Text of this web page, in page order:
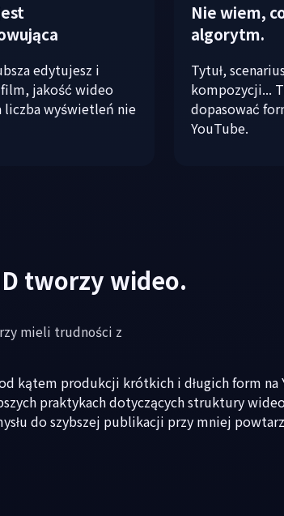
edytujesz i
jakość wideo
liczba wyświetleń nie
Nie wiem,
algorytm.
Tytuł,
kompozycji...
dopasować
YouTube.
tworzy wideo.
mieli trudności z
kątem produkcji krótkich i długich form na
praktykach dotyczących struktury
do szybszej publikacji przy mniej